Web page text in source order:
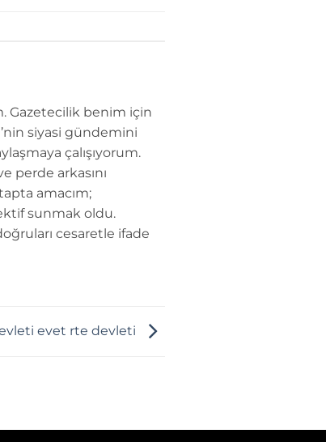
Gazetecilik benim için
siyasi gündemini
çalışıyorum.
perde arkasını
amacım;
sunmak oldu.
cesaretle ifade
evet rte devleti